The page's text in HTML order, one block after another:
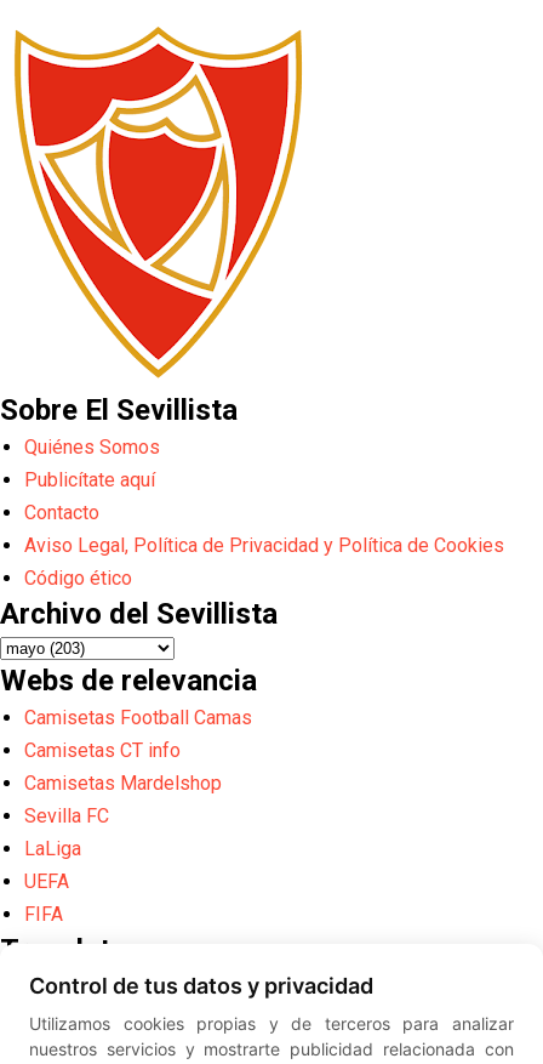
Sobre El Sevillista
Quiénes Somos
Publicítate aquí
Contacto
Aviso Legal, Política de Privacidad y Política de Cookies
Código ético
Archivo del Sevillista
Webs de relevancia
Camisetas Football Camas
Camisetas CT info
Camisetas Mardelshop
Sevilla FC
LaLiga
UEFA
FIFA
Translate
Powered by
Translate
Diseño web creado por Erick
Control de tus datos y privacidad
Utilizamos cookies propias y de terceros para analizar
nuestros servicios y mostrarte publicidad relacionada con